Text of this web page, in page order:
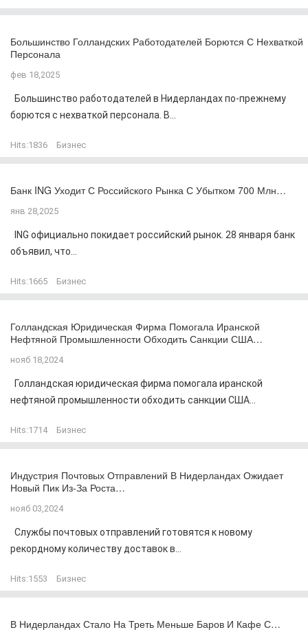
Большинство Голландских Работодателей Борются С Нехваткой
Персонала
фев 18,2025
Большинство работодателей в Нидерландах по-прежнему
борются с нехваткой персонала. В...
Hits:1836 Бизнес
Банк ING Уходит С Российского Рынка С Убытком 700 Млн…
янв 28,2025
ING официально покидает российский рынок. 28 января банк
объявил, что...
Hits:1665 Бизнес
Голландская Юридическая Фирма Помогала Иранской
Нефтяной Промышленности Обходить Санкции США…
нояб 18,2024
Голландская юридическая фирма помогала иранской
нефтяной промышленности обходить санкции США...
Hits:1714 Бизнес
Индустрия Почтовых Отправлений В Нидерландах Ожидает
Новый Пик Из-За Роста…
нояб 03,2024
Службы почтовых отправлений готовятся к новому
рекордному количеству доставок в...
Hits:1553 Бизнес
В Нидерландах Стало На Треть Меньше Баров И Кафе С…